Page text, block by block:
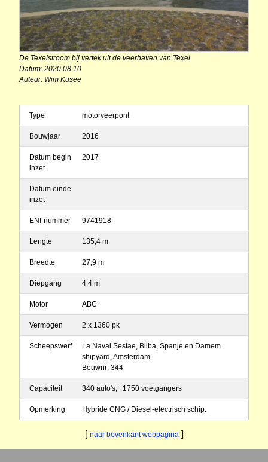
De Texelstroom bij vertek uit de veerhaven van Texel.
Datum: 2020.08.10
Auteur: Wim Kusee
Type motorveerpont
Bouwjaar 2016
Datum begin
inzet
2017
Datum einde
inzet
ENI-nummer 9741918
Lengte 135,4 m
Breedte 27,9 m
Diepgang 4,4 m
Motor ABC
Vermogen 2 x 1360 pk
Scheepswerf
La Naval Sestae, Bilba, Spanje en Damem
shipyard, Amsterdam
Bouwnr: 344
Capaciteit 340 auto's; 1750 voetgangers
Opmerking Hybride CNG / Diesel-electrisch schip.
[ naar bovenkant webpagina ]